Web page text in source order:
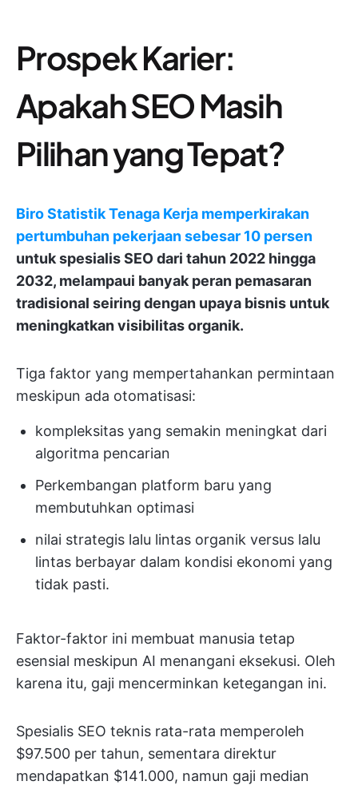
Prospek Karier:
Apakah SEO Masih
Pilihan yang Tepat?
Biro Statistik Tenaga Kerja memperkirakan
pertumbuhan pekerjaan sebesar 10 persen
untuk spesialis SEO dari tahun 2022 hingga
2032, melampaui banyak peran pemasaran
tradisional seiring dengan upaya bisnis untuk
meningkatkan visibilitas organik.
Tiga faktor yang mempertahankan permintaan
meskipun ada otomatisasi:
kompleksitas yang semakin meningkat dari
algoritma pencarian
Perkembangan platform baru yang
membutuhkan optimasi
nilai strategis lalu lintas organik versus lalu
lintas berbayar dalam kondisi ekonomi yang
tidak pasti.
Faktor-faktor ini membuat manusia tetap
esensial meskipun AI menangani eksekusi. Oleh
karena itu, gaji mencerminkan ketegangan ini.
Spesialis SEO teknis rata-rata memperoleh
$97.500 per tahun, sementara direktur
mendapatkan $141.000, namun gaji median